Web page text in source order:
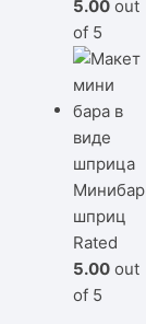
5.00 out
of 5
Минибар
шприц
Rated
5.00 out
of 5